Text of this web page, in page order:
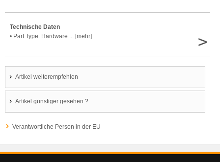
Technische Daten
• Part Type: Hardware ... [mehr]
>
Artikel weiterempfehlen
Artikel günstiger gesehen ?
Verantwortliche Person in der EU